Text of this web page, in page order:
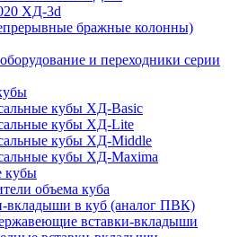
ХД-3d
бражные колонны)
и переходники серии
кубы ХД-Basic
кубы ХД-Lite
кубы ХД-Middle
кубы ХД-Maxima
кубы
объема куба
вкладыши в куб (аналог ПВК)
вставки-вкладыши